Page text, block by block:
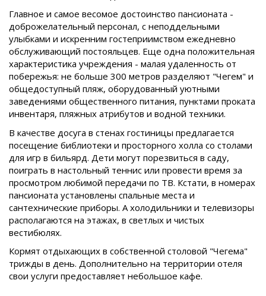
Главное и самое весомое достоинство пансионата -
доброжелательный персонал, с неподдельными
улыбками и искренним гостеприимством ежедневно
обслуживающий постояльцев. Еще одна положительная
характеристика учреждения - малая удаленность от
побережья: не больше 300 метров разделяют "Чегем" и
общедоступный пляж, оборудованный уютными
заведениями общественного питания, пунктами проката
инвентаря, пляжных атрибутов и водной техники.
В качестве досуга в стенах гостиницы предлагается
посещение библиотеки и просторного холла со столами
для игр в бильярд. Дети могут порезвиться в саду,
поиграть в настольный теннис или провести время за
просмотром любимой передачи по ТВ. Кстати, в номерах
пансионата установлены спальные места и
сантехнические приборы. А холодильники и телевизоры
располагаются на этажах, в светлых и чистых
вестибюлях.
Кормят отдыхающих в собственной столовой "Чегема"
трижды в день. Дополнительно на территории отеля
свои услуги предоставляет небольшое кафе.